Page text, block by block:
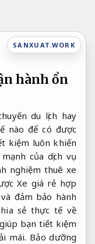
SANXUAT.WORK
hành ổn
du lịch hay
nào để có được
kiệm luôn khiến
của dịch vụ
nghiệm thuê xe
Xe giá rẻ hợp
đảm bảo hành
sẻ thực tế về
bạn tiết kiệm
mái. Bảo dưỡng